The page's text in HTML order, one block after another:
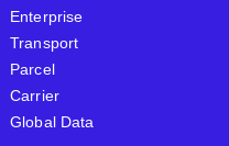
Enterprise
Transport
Parcel
Carrier
Global Data